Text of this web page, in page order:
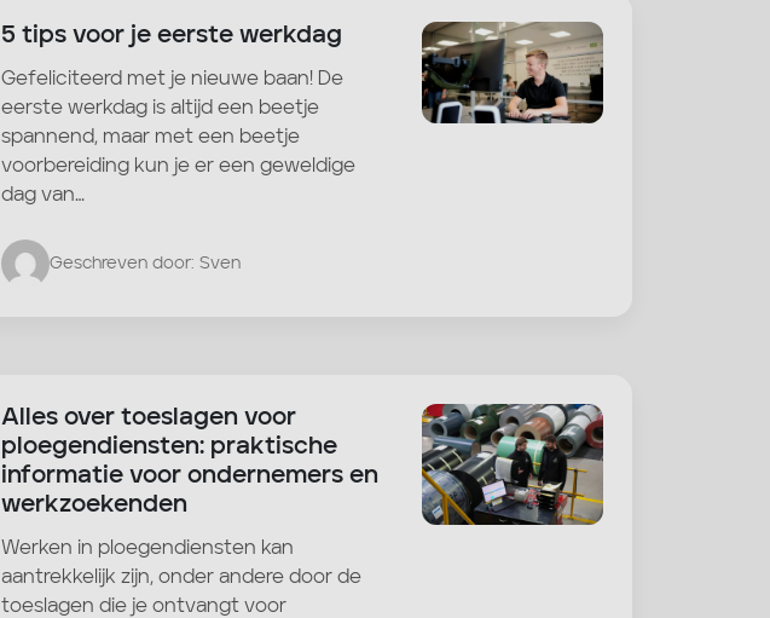
5 tips voor je eerste werkdag
Gefeliciteerd met je nieuwe baan! De
eerste werkdag is altijd een beetje
spannend, maar met een beetje
voorbereiding kun je er een geweldige
dag van…
Geschreven door: Sven
Alles over toeslagen voor
ploegendiensten: praktische
informatie voor ondernemers en
werkzoekenden
Werken in ploegendiensten kan
aantrekkelijk zijn, onder andere door de
toeslagen die je ontvangt voor